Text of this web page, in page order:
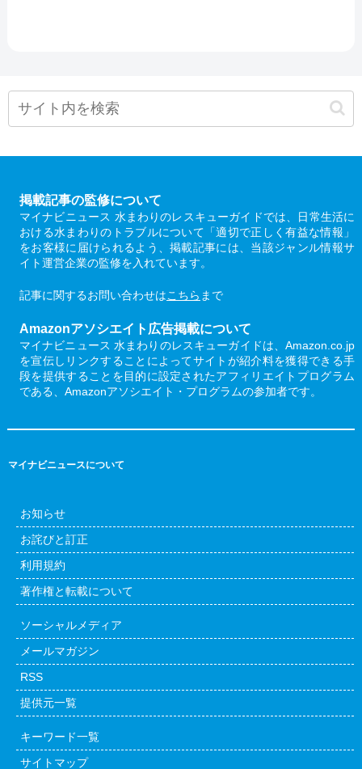
掲載記事の監修について
マイナビニュース 水まわりのレスキューガイドでは、日常生活に
おける水まわりのトラブルについて「適切で正しく有益な情報」
をお客様に届けられるよう、掲載記事には、当該ジャンル情報サ
イト運営企業の監修を入れています。
記事に関するお問い合わせはこちら まで
Amazonアソシエイト広告掲載について
マイナビニュース 水まわりのレスキューガイドは、Amazon.co.jp
を宣伝しリンクすることによってサイトが紹介料を獲得できる手
段を提供することを目的に設定されたアフィリエイトプログラム
である、Amazonアソシエイト・プログラムの参加者です。
マイナビニュースについて
お知らせ
お詫びと訂正
利用規約
著作権と転載について
ソーシャルメディア
メールマガジン
RSS
提供元一覧
キーワード一覧
サイトマップ